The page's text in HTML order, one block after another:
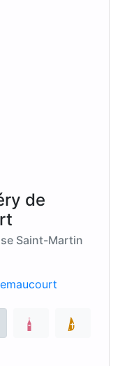
de
Saint-Martin